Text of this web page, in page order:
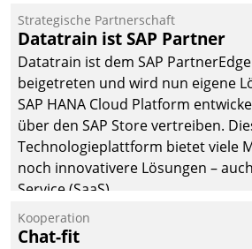
Strategische Partnerschaft
Datatrain ist SAP Partner
Datatrain ist dem SAP
beigetreten und wird nun eigene
SAP HANA Cloud Platform
über den SAP Store vertreiben.
Technologieplattform bietet viele
noch innovativere Lösungen –
Service (SaaS).
Kooperation
Chat-fit